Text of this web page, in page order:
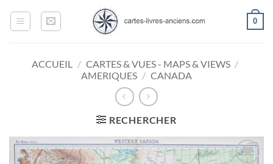
0
ACCUEIL / CARTES & VUES - MAPS & VIEWS /
AMERIQUES / CANADA
RECHERCHER